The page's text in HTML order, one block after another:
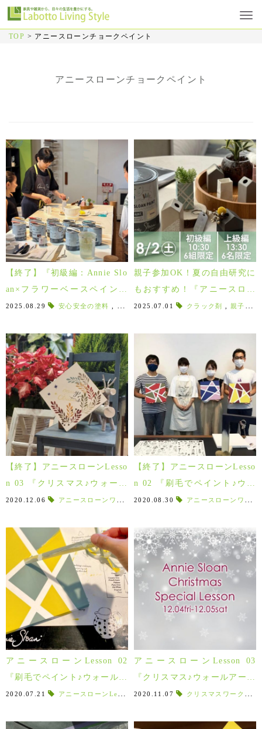
TOP > アニースローンチョークペイント
アニースローンチョークペイント
【終了】『初級編：Annie Slo
an×フラワーベースペイント
ワークショップ』ご参加の皆
2025.08.29 安心安全の塗料 お子さん向けワークショップ,レダー社
親子参加OK！夏の自由研究に
もおすすめ！『アニースロー
ンでフラワーベースペイン
2025.07.01 クラック剤 親子参加OK
【終了】アニースローンLesso
n 03 『クリスマス♪ウォール
アートパネル（ステンシル
うございました♪
2020.12.06 アニースローンワークショップ ,ペイントワークショップ
【終了】アニースローンLesso
n 02 『刷毛でペイント♪ウォ
ールアートパネル 』ご参加の
2020.08.30 アニースローンワークショップ
アニースローンLesson 02
『刷毛でペイント♪ウォールア
ートパネル 』8/28(金)・29
2020.07.21 アニースローンLesson ,刷毛, ウォールアートパネル,
アニースローンLesson 03
『クリスマス♪ウォールアート
パネル（ステンシル編） 』
2020.11.07 クリスマスワークショップ